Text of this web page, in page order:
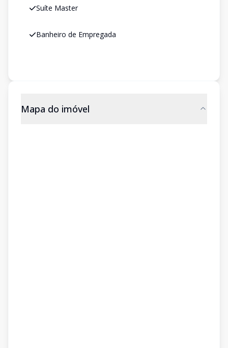
Suíte Master
Banheiro de Empregada
Mapa do imóvel